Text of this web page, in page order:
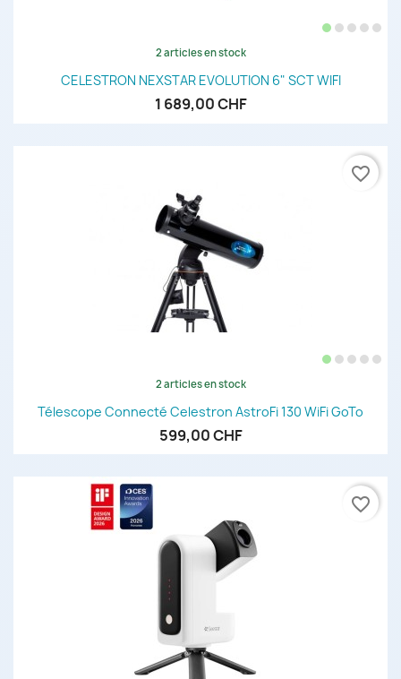
2 articles en stock
CELESTRON NEXSTAR EVOLUTION 6" SCT WIFI
1 689,00 CHF
2 articles en stock
Télescope Connecté Celestron AstroFi 130 WiFi GoTo
599,00 CHF
favorite_border
favorite_border